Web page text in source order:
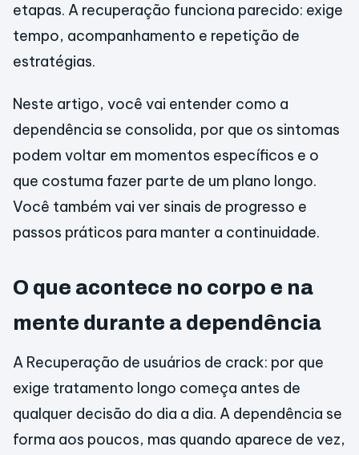
etapas. A recuperação funciona parecido: exige
tempo, acompanhamento e repetição de
estratégias.
Neste artigo, você vai entender como a
dependência se consolida, por que os sintomas
podem voltar em momentos específicos e o
que costuma fazer parte de um plano longo.
Você também vai ver sinais de progresso e
passos práticos para manter a continuidade.
O que acontece no corpo e na
mente durante a dependência
A Recuperação de usuários de crack: por que
exige tratamento longo começa antes de
qualquer decisão do dia a dia. A dependência se
forma aos poucos, mas quando aparece de vez,